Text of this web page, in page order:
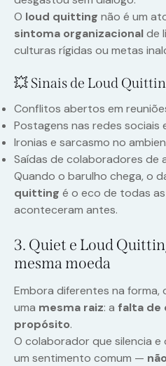
O loud quitting não é um
sintoma organizacionalde
culturas rígidas ou metas
💥 Sinais de Loud
Conflitos abertos em
Postagens nas redes sociais
Ironias e sarcasmo no
Saídas de colaboradores de
Quando o barulho chega, o
quitting é o eco de todas
aconteceram antes.
3. Quiet e Loud
mesma moeda
Embora diferentes na forma,
uma mesma raiz: a falta de
propósito.
O colaborador que silencia
um sentimento comum —